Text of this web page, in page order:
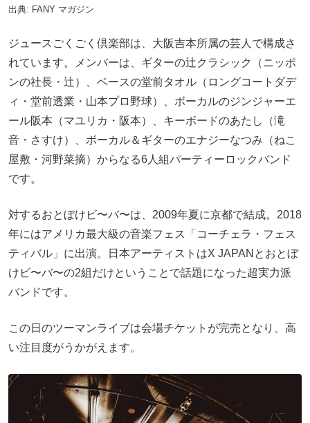
出典: FANY マガジン
ジュースごくごく倶楽部は、大阪吉本所属の芸人で構成さ
れています。メンバーは、ギターの辻クラシック（ニッポ
ンの社長・辻）、ベースの堂前タオル（ロングコートダデ
ィ・堂前透業・山本プロ野球）、ボーカルのジンジャーエ
ール阪本（マユリカ・阪本）、キーボードのあたし（滝
音・さすけ）、ボーカル＆ギターのエナジーなつみ（ねこ
屋敷・河野菜摘）からなる6人組パーティーロックバンド
です。
対するおとぼけビ〜バ〜は、2009年夏に京都で結成。2018
年にはアメリカ最大級の音楽フェス「コーチェラ・フェス
ティバル」に出演。日本アーティストはX JAPANとおとぼ
けビ〜バ〜の2組だけということで話題になった超実力派
バンドです。
この日のツーマンライブは会場チケットが完売となり、高
い注目度がうかがえます。